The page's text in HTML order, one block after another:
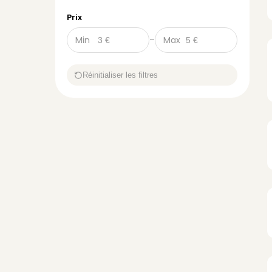
Prix
Min – Max
Réinitialiser les filtres